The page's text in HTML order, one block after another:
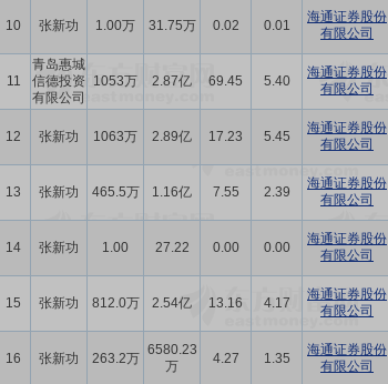
10 张新功 1.00万 31.75万 0.02 0.01
海通证券股份
有限公司
11
青岛惠城
信德投资
有限公司
1053万 2.87亿 69.45 5.40
海通证券股份
有限公司
12 张新功 1063万 2.89亿 17.23 5.45
海通证券股份
有限公司
13 张新功 465.5万 1.16亿 7.55 2.39
海通证券股份
有限公司
14 张新功 1.00 27.22 0.00 0.00
海通证券股份
有限公司
15 张新功 812.0万 2.54亿 13.16 4.17
海通证券股份
有限公司
16 张新功 263.2万
6580.23
万
4.27 1.35
海通证券股份
有限公司